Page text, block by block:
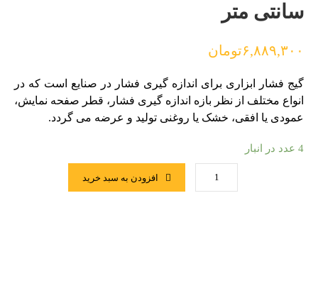
سانتی متر
۶,۸۸۹,۳۰۰تومان
گیج فشار ابزاری برای اندازه گیری فشار در صنایع است که در
انواع مختلف از نظر بازه اندازه گیری فشار، قطر صفحه نمایش،
عمودی یا افقی، خشک یا روغنی تولید و عرضه می گردد.
4 عدد در انبار
افزودن به سبد خرید